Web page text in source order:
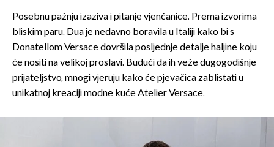
Posebnu pažnju izaziva i pitanje vjenčanice. Prema izvorima
bliskim paru, Dua je nedavno boravila u Italiji kako bi s
Donatellom Versace dovršila posljednje detalje haljine koju
će nositi na velikoj proslavi. Budući da ih veže dugogodišnje
prijateljstvo, mnogi vjeruju kako će pjevačica zablistati u
unikatnoj kreaciji modne kuće Atelier Versace.